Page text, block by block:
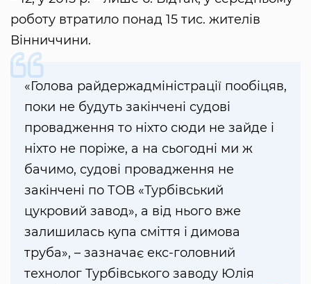
роботу втратило понад 15 тис. жителів
Вінниччини.
«Голова райдержадміністрації пообіцяв,
поки не будуть закінчені судові
провадження то ніхто сюди не зайде і
ніхто не поріже, а на сьогодні ми ж
бачимо, судові провадження не
закінчені по ТОВ «Турбівський
цукровий завод», а від нього вже
залишилась купа сміття і димова
труба», – зазначає екс-головний
технолог Турбівського заводу Юлія